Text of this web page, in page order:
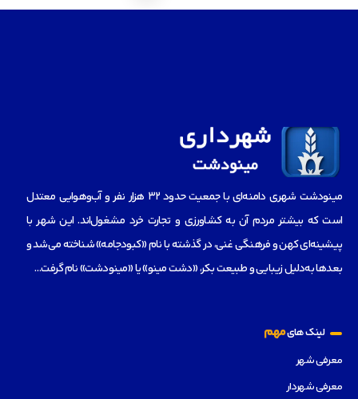
مینودشت شهری دامنه‌ای با جمعیت حدود ۳۲ هزار نفر و آب‌و‌هوایی معتدل
است که بیشتر مردم آن به کشاورزی و تجارت خرد مشغول‌اند. این شهر با
پیشینه‌ای کهن و فرهنگی غنی، در گذشته با نام «کبودجامه» شناخته می‌شد و
بعدها به‌دلیل زیبایی و طبیعت بکر، «دشت مینو» یا «مینودشت» نام گرفت…
لینک هایمهم
معرفی شهر
معرفی شهردار